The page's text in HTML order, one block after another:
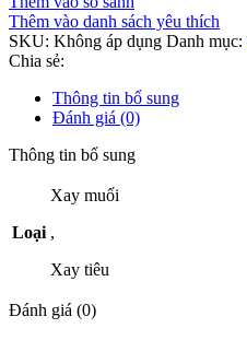
Thêm vào danh sách yêu thích
SKU: Không áp dụng Danh mục:
Chia sẻ:
Thông tin bổ sung
Đánh giá (0)
Thông tin bổ sung
Loại
Xay muối
,
Xay tiêu
Đánh giá (0)